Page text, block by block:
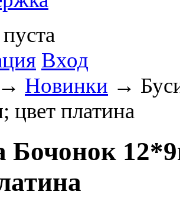
Вход
→ Новинки →
цвет платина
Бочонок